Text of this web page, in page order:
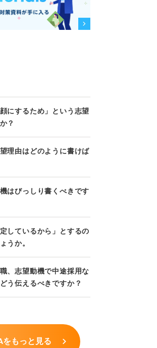
にするため」という志望
？
理由はどのように書けば
はびっしり書くべきです
しているから」とするの
うか。
、志望動機で中途採用な
う伝えるべきですか？
もっと見る